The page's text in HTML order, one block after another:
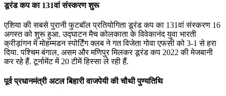
डूरंड कप का 131वां संस्करण शुरू
एशिया की सबसे पुरानी फुटबॉल प्रतियोगिता डूरंड कप का 131वां संस्करण 16
अगस्त को शुरू हुआ. उद्घाटन मैच कोलकाता के विवेकानंद युवा भारती
क्रीड़ांगन में मोहम्मडन स्पोर्टिंग क्लब ने गत विजेता गोवा एफसी को 3-1 से हरा
दिया. पश्चिम बंगाल, असम और मणिपुर मिलकर डूरंड कप 2022 की मेजबानी
कर रहे हैं. टूर्नामेंट में 20 टीमें हिस्‍सा ले रही हैं.
पूर्व प्रधानमंत्री अटल बिहारी वाजपेयी की चौथी पुण्यतिथि